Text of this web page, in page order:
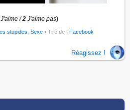
J'aime /2 J'aime pas)
stupides ,Sexe • Tiré de :Facebook
Réagissez !